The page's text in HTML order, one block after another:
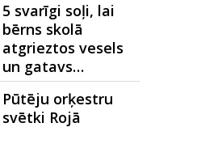
5 svarīgi soļi, lai
bērns skolā
atgrieztos vesels
un gatavs…
Pūtēju orķestru
svētki Rojā